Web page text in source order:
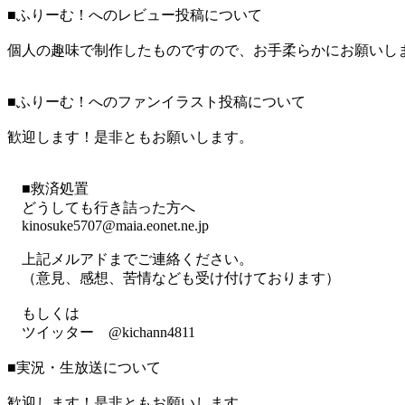
■ふりーむ！へのレビュー投稿について
個人の趣味で制作したものですので、お手柔らかにお願いし
■ふりーむ！へのファンイラスト投稿について
歓迎します！是非ともお願いします。
■救済処置
どうしても行き詰った方へ
kinosuke5707@maia.eonet.ne.jp
上記メルアドまでご連絡ください。
（意見、感想、苦情なども受け付けております）
もしくは
ツイッター @kichann4811
■実況・生放送について